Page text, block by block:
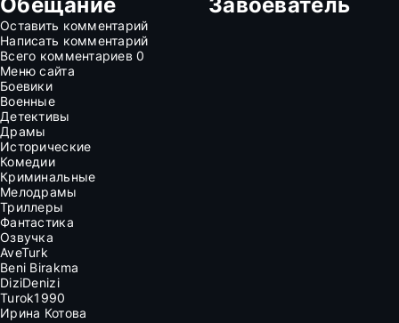
Оставить комментарий
Написать комментарий
Всего комментариев0
Меню сайта
Боевики
Военные
Детективы
Драмы
Исторические
Комедии
Криминальные
Мелодрамы
Триллеры
Фантастика
Озвучка
AveTurk
Beni Birakma
DiziDenizi
Turok1990
Ирина Котова